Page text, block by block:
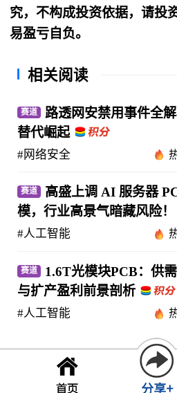
究，不构成投资依据，请投
易盈亏自负。
相关阅读
赛道
路透网安禁用事件全
替代崛起
#网络安全
赛道
高盛上调 AI 服务器
模，行业高景气暗藏风险！
#人工智能
赛道
1.6T光模块PCB：供
与扩产盈利前景剖析
#人工智能